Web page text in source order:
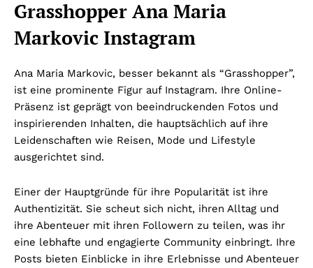
Grasshopper Ana Maria
Markovic Instagram
Ana Maria Markovic, besser bekannt als “Grasshopper”,
ist eine prominente Figur auf Instagram. Ihre Online-
Präsenz ist geprägt von beeindruckenden Fotos und
inspirierenden Inhalten, die hauptsächlich auf ihre
Leidenschaften wie Reisen, Mode und Lifestyle
ausgerichtet sind.
Einer der Hauptgründe für ihre Popularität ist ihre
Authentizität. Sie scheut sich nicht, ihren Alltag und
ihre Abenteuer mit ihren Followern zu teilen, was ihr
eine lebhafte und engagierte Community einbringt. Ihre
Posts bieten Einblicke in ihre Erlebnisse und Abenteuer